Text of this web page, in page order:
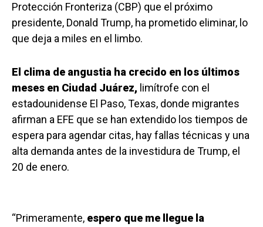
Protección Fronteriza (CBP) que el próximo
presidente, Donald Trump, ha prometido eliminar, lo
que deja a miles en el limbo.
El clima de angustia ha crecido en los últimos
meses en Ciudad Juárez, limítrofe con el
estadounidense El Paso, Texas, donde migrantes
afirman a EFE que se han extendido los tiempos de
espera para agendar citas, hay fallas técnicas y una
alta demanda antes de la investidura de Trump, el
20 de enero.
“Primeramente, espero que me llegue la